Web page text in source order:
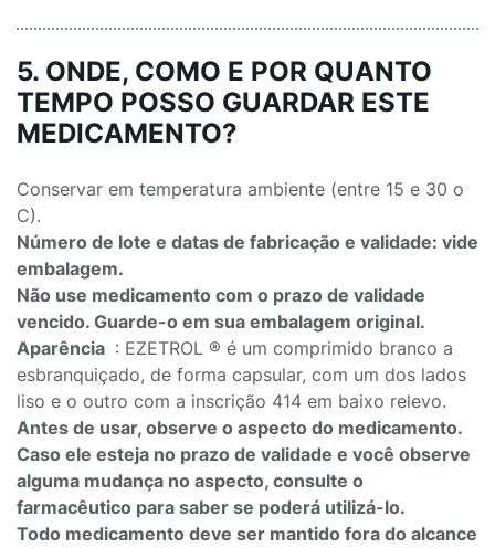
5. ONDE, COMO E POR QUANTO
TEMPO POSSO GUARDAR ESTE
MEDICAMENTO?
Conservar em temperatura ambiente (entre 15 e 30 o
C).
Número de lote e datas de fabricação e validade: vide
embalagem.
Não use medicamento com o prazo de validade
vencido. Guarde-o em sua embalagem original.
Aparência : EZETROL ® é um comprimido branco a
esbranquiçado, de forma capsular, com um dos lados
liso e o outro com a inscrição 414 em baixo relevo.
Antes de usar, observe o aspecto do medicamento.
Caso ele esteja no prazo de validade e você observe
alguma mudança no aspecto, consulte o
farmacêutico para saber se poderá utilizá-lo.
Todo medicamento deve ser mantido fora do alcance